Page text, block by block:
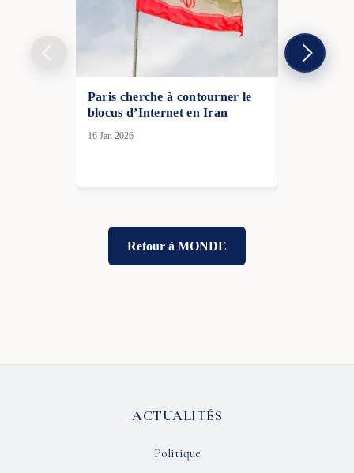
Paris cherche à contourner le
blocus d’Internet en Iran
16 Jan 2026
Retour à MONDE
ACTUALITÉS
Politique